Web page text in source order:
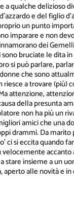
qualche delizioso
e del figlio
un punto
imparare e non
dei
bruciate le dita
si può parlare,
che sono
a trovare (più)
attenzione,
della presunta
non ha più un
amici che una
drammi. Da
ci si eccita quando
stare insieme a un
alle novità e